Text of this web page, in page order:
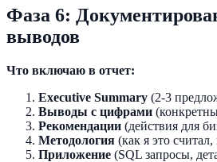
Фаза 6:
выводов
Что включаю в отчет:
Executive Summary (2-3
Выводы с цифрами
Рекомендации (действия для
Методология (как я это
Приложение (SQL запросы,